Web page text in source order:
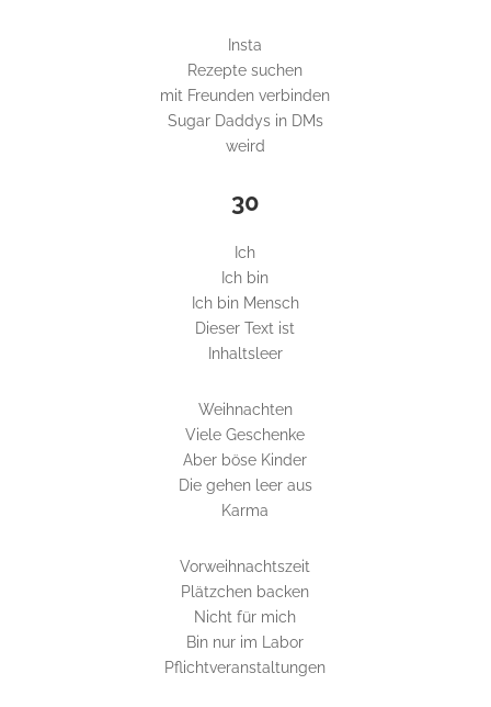
Insta
Rezepte suchen
mit Freunden verbinden
Sugar Daddys in DMs
weird
30
Ich
Ich bin
Ich bin Mensch
Dieser Text ist
Inhaltsleer
Weihnachten
Viele Geschenke
Aber böse Kinder
Die gehen leer aus
Karma
Vorweihnachtszeit
Plätzchen backen
Nicht für mich
Bin nur im Labor
Pflichtveranstaltungen